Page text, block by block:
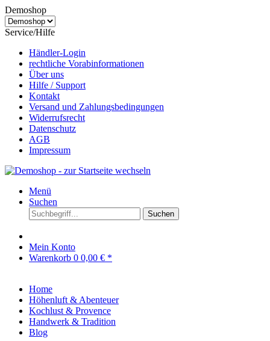
Demoshop
Service/Hilfe
Händler-Login
rechtliche Vorabinformationen
Über uns
Hilfe / Support
Kontakt
Versand und Zahlungsbedingungen
Widerrufsrecht
Datenschutz
AGB
Impressum
Menü
Suchen
Suchen
Mein Konto
Warenkorb 0 0,00 € *
Home
Höhenluft & Abenteuer
Kochlust & Provence
Handwerk & Tradition
Blog